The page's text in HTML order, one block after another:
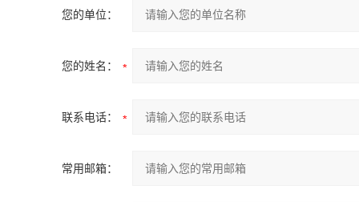
您的单位：
您的姓名：
联系电话：
常用邮箱：